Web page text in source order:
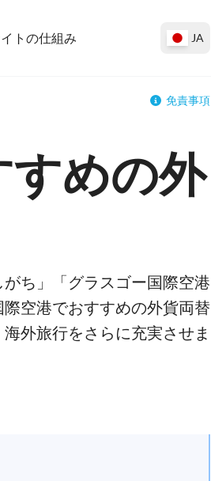
トの仕組み JA
免責事項
めの外
ち」「グラスゴー国際空港
空港でおすすめの外貨両替
外旅行をさらに充実させま